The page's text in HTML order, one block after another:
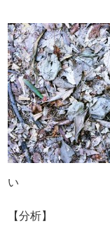
い
【分析】